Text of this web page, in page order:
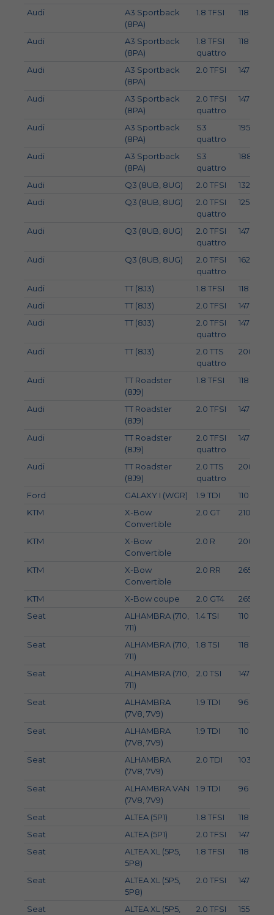
Audi
A3 Sportback
(8PA)
1.8 TFSI 118
Audi
A3 Sportback
(8PA)
1.8 TFSI
quattro
118
Audi
A3 Sportback
(8PA)
2.0 TFSI 147
Audi
A3 Sportback
(8PA)
2.0 TFSI
quattro
147
Audi
A3 Sportback
(8PA)
S3
quattro
195
Audi
A3 Sportback
(8PA)
S3
quattro
188
Audi Q3 (8UB, 8UG) 2.0 TFSI 132
Audi
Q3 (8UB, 8UG)
2.0 TFSI
quattro
125
Audi Q3 (8UB, 8UG)
2.0 TFSI
quattro
147
Audi Q3 (8UB, 8UG)
2.0 TFSI
quattro
162
Audi TT (8J3) 1.8 TFSI 118
Audi
TT (8J3) 2.0 TFSI 147
Audi
TT (8J3)
2.0 TFSI
quattro
147
Audi TT (8J3)
2.0 TTS
quattro
200
Audi
TT Roadster
(8J9)
1.8 TFSI 118
Audi
TT Roadster
(8J9)
2.0 TFSI 147
Audi
TT Roadster
(8J9)
2.0 TFSI
quattro
147
Audi
TT Roadster
(8J9)
2.0 TTS
quattro
200
Ford GALAXY I (WGR) 1.9 TDI 110
KTM
X-Bow
Convertible
2.0 GT 210
KTM
X-Bow
Convertible
2.0 R 200
KTM
X-Bow
Convertible
2.0 RR 265
KTM X-Bow coupe 2.0 GT4 265
Seat
ALHAMBRA (710,
711)
1.4 TSI 110
Seat
ALHAMBRA (710,
711)
1.8 TSI 118
Seat
ALHAMBRA (710,
711)
2.0 TSI 147
Seat
ALHAMBRA
(7V8, 7V9)
1.9 TDI 96
Seat
ALHAMBRA
(7V8, 7V9)
1.9 TDI 110
Seat
ALHAMBRA
(7V8, 7V9)
2.0 TDI 103
Seat
ALHAMBRA VAN
(7V8, 7V9)
1.9 TDI 96
Seat ALTEA (5P1) 1.8 TFSI 118
Seat
ALTEA (5P1) 2.0 TFSI 147
Seat
ALTEA XL (5P5,
5P8)
1.8 TFSI 118
Seat
ALTEA XL (5P5,
5P8)
2.0 TFSI 147
Seat
ALTEA XL (5P5,
2.0 TFSI 155